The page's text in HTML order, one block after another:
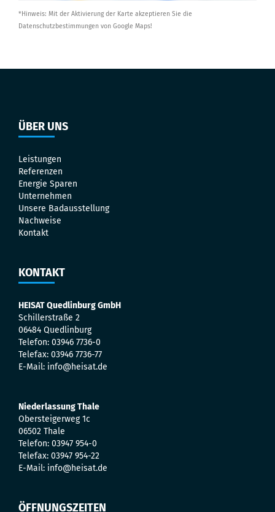
*Hinweis: Mit der Aktivierung der Karte akzeptieren Sie die
Datenschutzbestimmungen von Google Maps!
ÜBER UNS
Leistungen
Referenzen
Energie Sparen
Unternehmen
Unsere Badausstellung
Nachweise
Kontakt
KONTAKT
HEISAT Quedlinburg GmbH
Schillerstraße 2
06484 Quedlinburg
Telefon: 03946 7736-0
Telefax: 03946 7736-77
E-Mail: info@heisat.de
Niederlassung Thale
Obersteigerweg 1c
06502 Thale
Telefon: 03947 954-0
Telefax: 03947 954-22
E-Mail: info@heisat.de
ÖFFNUNGSZEITEN